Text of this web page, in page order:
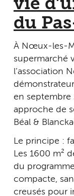
vie
du
À Nœux-les-
supermarché
l’association
en septembre
approche de
Béal &
Le principe :
Les 1 600 m²
du
compacte,
creusés pour